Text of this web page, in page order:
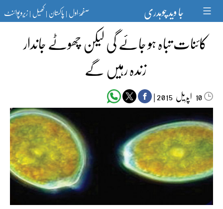
content جا وید چوہدری صفحۂ اول|پاکستان|کھیل|زیرو پوائنٹ
کائنات تباہ ہو جائے گی لیکن چھوٹے جاندار
زندہ رہیں گے
10 اپریل‬‮ |